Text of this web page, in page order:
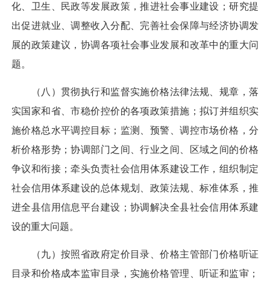
化、卫生、民政等发展政策，推进社会事业建设；研究提
出促进就业、调整收入分配、完善社会保障与经济协调发
展的政策建议，协调各项社会事业发展和改革中的重大问
题。
（八）贯彻执行和监督实施价格法律法规、规章，落
实国家和省、市稳价控价的各项政策措施；拟订并组织实
施价格总水平调控目标；监测、预警、调控市场价格，分
析价格形势；协调部门之间、行业之间、区域之间的价格
争议和衔接；牵头负责社会信用体系建设工作，组织制定
社会信用体系建设的总体规划、政策法规、标准体系，推
进全县信用信息平台建设；协调解决全县社会信用体系建
设的重大问题。
（九）按照省政府定价目录、价格主管部门价格听证
目录和价格成本监审目录，实施价格管理、听证和监审；